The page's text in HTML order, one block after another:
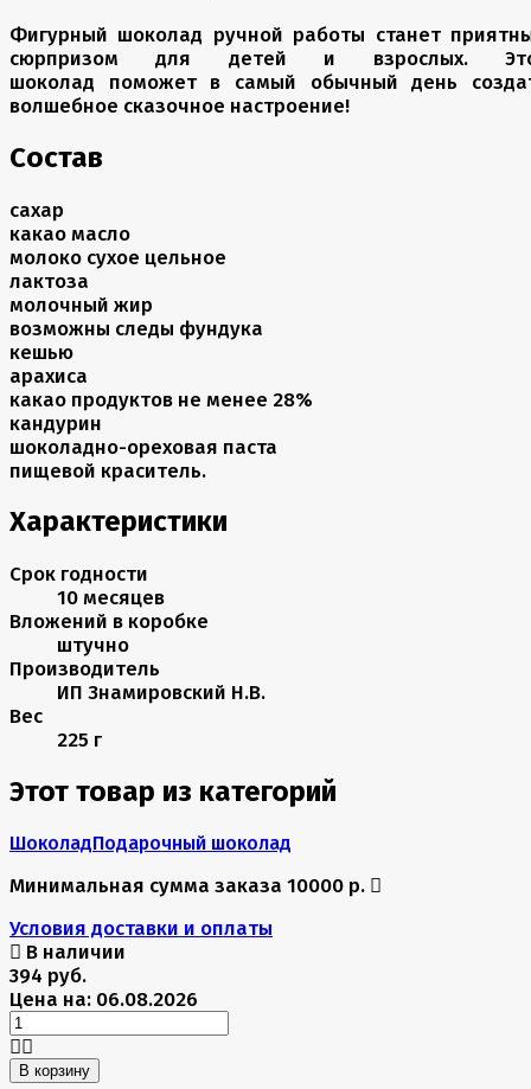
Фигурный шоколад ручной работы станет
сюрпризом для детей и взрослых.
шоколад поможет в самый обычный день
волшебное сказочное настроение!
Состав
сахар
какао масло
молоко сухое цельное
лактоза
молочный жир
возможны следы фундука
кешью
арахиса
какао продуктов не менее 28%
кандурин
шоколадно-ореховая паста
пищевой краситель.
Характеристики
Срок годности
10 месяцев
Вложений в коробке
штучно
Производитель
ИП Знамировский Н.В.
Вес
225 г
Этот товар из категорий
ШоколадПодарочный шоколад
Минимальная сумма заказа 10000 р.
Условия доставки и оплаты
В наличии
394 руб.
Цена на: 06.08.2026
В корзину